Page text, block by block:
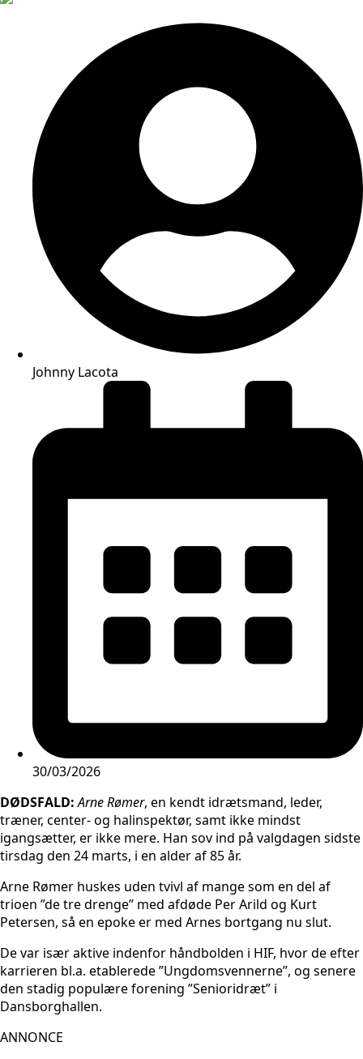
Johnny Lacota
30/03/2026
DØDSFALD: Arne Rømer, en kendt idrætsmand, leder,
træner, center- og halinspektør, samt ikke mindst
igangsætter, er ikke mere. Han sov ind på valgdagen sidste
tirsdag den 24 marts, i en alder af 85 år.
Arne Rømer huskes uden tvivl af mange som en del af
trioen ”de tre drenge” med afdøde Per Arild og Kurt
Petersen, så en epoke er med Arnes bortgang nu slut.
De var især aktive indenfor håndbolden i HIF, hvor de efter
karrieren bl.a. etablerede ”Ungdomsvennerne”, og senere
den stadig populære forening ”Senioridræt” i
Dansborghallen.
ANNONCE